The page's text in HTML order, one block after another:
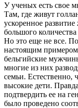
У ученых есть свое
Там, где живут
ускоренное
большого
Но это еще не все.
настоящим
бельгийские
многие из них
семьи. Естественно,
высокие дети.
подтвердить ее на
было проведено